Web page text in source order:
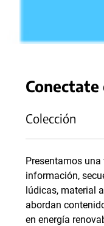
Conectate
Colección
Presentamos
información,
lúdicas, material
abordan
en energía